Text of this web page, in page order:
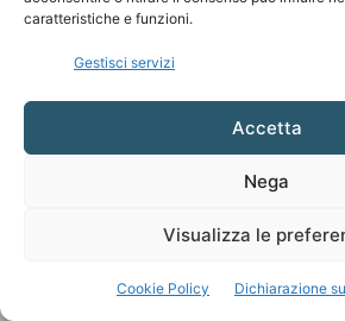
caratteristiche e funzioni.
Gestisci servizi
Accetta
Nega
Visualizza le
Cookie Policy Dichiarazione